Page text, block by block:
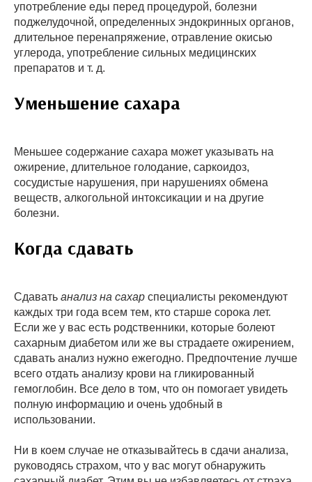
употребление еды перед процедурой, болезни
поджелудочной, определенных эндокринных органов,
длительное перенапряжение, отравление окисью
углерода, употребление сильных медицинских
препаратов и т. д.
Уменьшение сахара
Меньшее содержание сахара может указывать на
ожирение, длительное голодание, саркоидоз,
сосудистые нарушения, при нарушениях обмена
веществ, алкогольной интоксикации и на другие
болезни.
Когда сдавать
Сдавать анализ на сахар специалисты рекомендуют
каждых три года всем тем, кто старше сорока лет.
Если же у вас есть родственники, которые болеют
сахарным диабетом или же вы страдаете ожирением,
сдавать анализ нужно ежегодно. Предпочтение лучше
всего отдать анализу крови на гликированный
гемоглобин. Все дело в том, что он помогает увидеть
полную информацию и очень удобный в
использовании.
Ни в коем случае не отказывайтесь в сдачи анализа,
руководясь страхом, что у вас могут обнаружить